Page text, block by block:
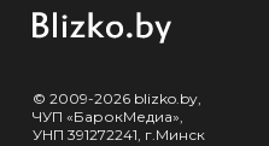
© 2009-2026 blizko.by,
ЧУП «БарокМедиа»,
УНП 391272241, г.Минск